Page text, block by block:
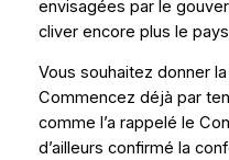
envisagées par le
cliver encore plus le
Vous souhaitez donner
Commencez déjà par
comme l’a rappelé le
d’ailleurs confirmé la